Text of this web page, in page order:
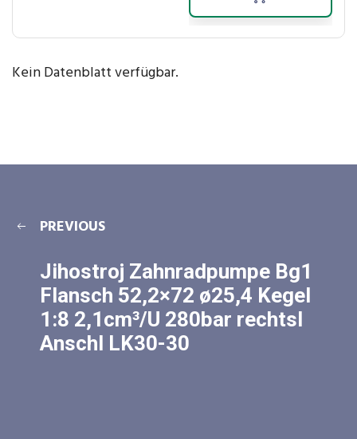
Kein Datenblatt verfügbar.
PREVIOUS
Jihostroj Zahnradpumpe Bg1
Flansch 52,2×72 ø25,4 Kegel
1:8 2,1cm³/U 280bar rechtsl
Anschl LK30-30